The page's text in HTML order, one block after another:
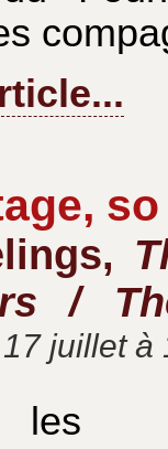
/
juillet à